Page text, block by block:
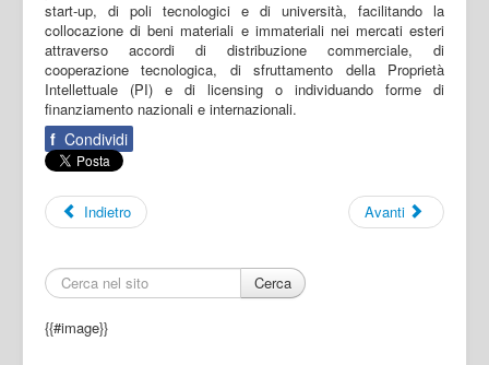
start-up, di poli tecnologici e di università, facilitando la
collocazione di beni materiali e immateriali nei mercati esteri
attraverso accordi di distribuzione commerciale, di
cooperazione tecnologica, di sfruttamento della Proprietà
Intellettuale (PI) e di licensing o individuando forme di
finanziamento nazionali e internazionali.
f Condividi
Indietro Avanti
Cerca
{{#image}}